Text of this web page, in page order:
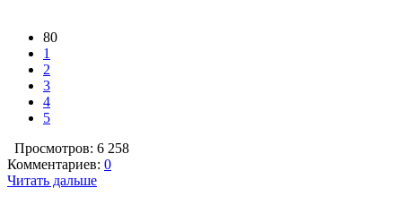
80
1
2
3
4
5
Просмотров: 6 258
Комментариев: 0
Читать дальше